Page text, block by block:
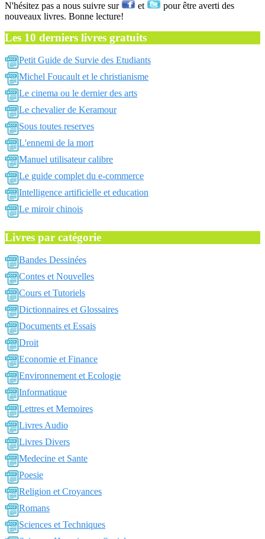
N'hésitez pas a nous suivre sur et
pour être averti des
nouveaux livres. Bonne lecture!
Les 10 derniers livres gratuits
Petit Guide de Survie des Etudiants
Michel Foucault et le christianisme
Le cinema ou le dernier des arts
Le chevalier de Keramour
Sous toutes reserves
L'ennemi de la mort
Manuel utilisateur calibre
Le guide complet du e-commerce
Intelligence artificielle et education
Le miroir chinois
Livres par catégorie
Bandes Dessinées
Contes et Nouvelles
Cours et Tutoriels
Dictionnaires et Glossaires
Documents et Essais
Droit
Economie et Finance
Environnement et Ecologie
Informatique
Lettres et Memoires
Livres Audio
Livres Divers
Medecine et Sante
Poesie
Religion et Croyances
Romans
Sciences et Techniques